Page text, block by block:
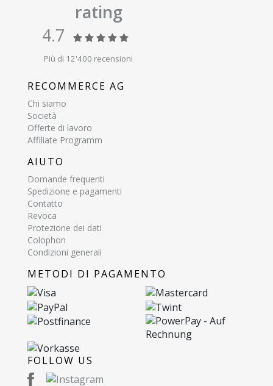
rating
4.7
Più di 12'400 recensioni
RECOMMERCE AG
Chi siamo
Società
Offerte di lavoro
Affiliate Programm
AIUTO
Domande frequenti
Spedizione e pagamenti
Contatto
Revoca
Protezione dei dati
Colophon
Condizioni generali
METODI DI PAGAMENTO
FOLLOW US